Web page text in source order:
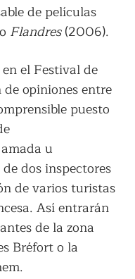
de películas
Flandres(2006).
el Festival de
opiniones entre
puesto
u
dos inspectores
de varios turistas
Así entrarán
de la zona
Bréfort o la